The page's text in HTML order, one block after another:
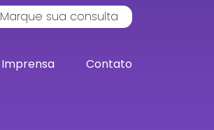
Marque sua consulta
Imprensa Contato